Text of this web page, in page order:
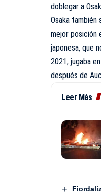
doblegar a
Osaka también
mejor posición
japonesa, que
2021, jugaba
después de
Leer Más